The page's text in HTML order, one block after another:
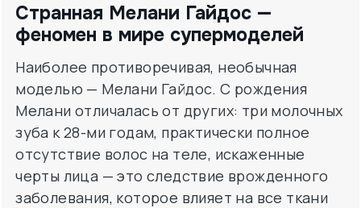
Странная Мелани Гайдос ­—
феномен в мире супермоделей
Наиболее противоречивая, необычная
моделью — Мелани Гайдос. С рождения
Мелани отличалась от других: три молочных
зуба к 28-ми годам, практически полное
отсутствие волос на теле, искаженные
черты лица — это следствие врожденного
заболевания, которое влияет на все ткани